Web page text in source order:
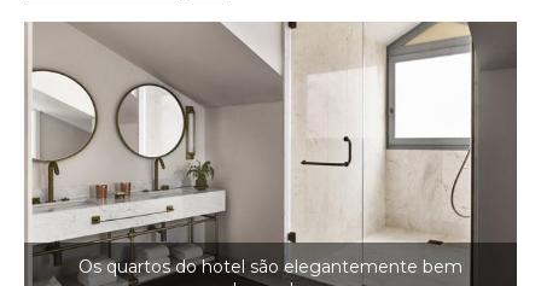
Os quartos do hotel são elegantemente bem